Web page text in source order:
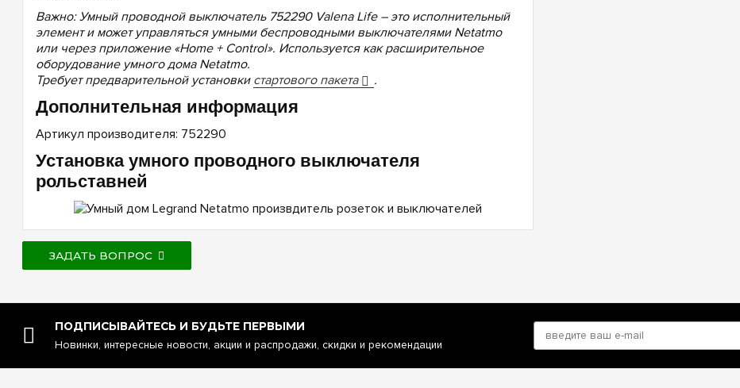
Важно: Умный проводной выключатель 752290 Valena Life – это исполнительный
элемент и может управляться умными беспроводными выключателями Netatmo
или через приложение «Home + Control». Используется как расширительное
оборудование умного дома Netatmo.
Требует предварительной установки стартового пакета .
Дополнительная информация
Артикул производителя: 752290
Установка умного проводного выключателя
рольставней
ЗАДАТЬ ВОПРОС
ПОДПИСЫВАЙТЕСЬ И БУДЬТЕ ПЕРВЫМИ
Новинки, интересные новости, акции и распродажи, скидки и рекомендации